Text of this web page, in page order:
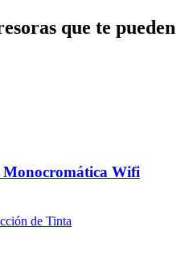
que te pueden
Monocromática Wifi
de Tinta